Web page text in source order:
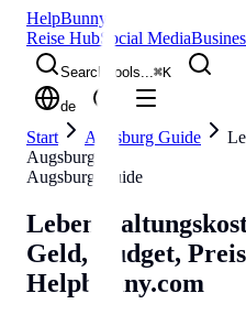
HelpBunny
Reise HubSocial Media
Search tools...⌘K
de
Start Augsburg Guide
Augsburg
Augsburg Guide
Geld, Budget,
Helpbunny.com